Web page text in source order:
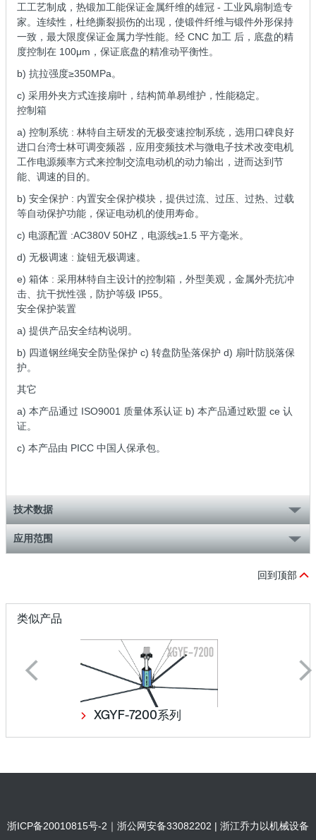
工工艺制成，热锻加工能保证金属纤维的雄冠 - 工业风扇制造专
家。连续性，杜绝撕裂损伤的出现，使锻件纤维与锻件外形保持
一致，最大限度保证金属力学性能。经 CNC 加工 后，底盘的精
度控制在 100μm，保证底盘的精准动平衡性。
b) 抗拉强度≥350MPa。
c) 采用外夹方式连接扇叶，结构简单易维护，性能稳定。
控制箱
a) 控制系统 : 林特自主研发的无极变速控制系统，选用口碑良好
进口台湾士林可调变频器，应用变频技术与微电子技术改变电机
工作电源频率方式来控制交流电动机的动力输出，进而达到节
能、调速的目的。
b) 安全保护 : 内置安全保护模块，提供过流、过压、过热、过载
等自动保护功能，保证电动机的使用寿命。
c) 电源配置 :AC380V 50HZ，电源线≥1.5 平方毫米。
d) 无极调速 : 旋钮无极调速。
e) 箱体 : 采用林特自主设计的控制箱，外型美观，金属外壳抗冲
击、抗干扰性强，防护等级 IP55。
安全保护装置
a) 提供产品安全结构说明。
b) 四道钢丝绳安全防坠保护 c) 转盘防坠落保护 d) 扇叶防脱落保
护。
其它
a) 本产品通过 ISO9001 质量体系认证 b) 本产品通过欧盟 ce 认
证。
c) 本产品由 PICC 中国人保承包。
技术数据
应用范围
回到顶部
类似产品
XGYF-7200系列
浙ICP备20010815号-2｜浙公网安备33082202 | 浙江乔力以机械设备